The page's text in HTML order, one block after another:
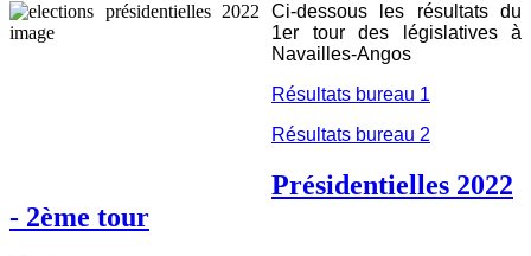
Ci-dessous les résultats du
1er tour des législatives à
Navailles-Angos
Résultats bureau 1
Résultats bureau 2
Présidentielles 2022
- 2ème tour